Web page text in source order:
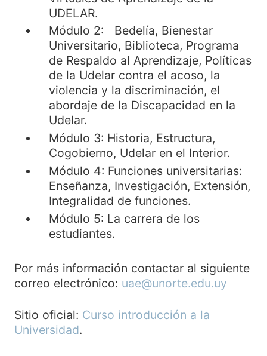
UDELAR.
Módulo 2: Bedelía, Bienestar
Universitario, Biblioteca, Programa
de Respaldo al Aprendizaje, Políticas
de la Udelar contra el acoso, la
violencia y la discriminación, el
abordaje de la Discapacidad en la
Udelar.
Módulo 3: Historia, Estructura,
Cogobierno, Udelar en el Interior.
Módulo 4: Funciones universitarias:
Enseñanza, Investigación, Extensión,
Integralidad de funciones.
Módulo 5: La carrera de los
estudiantes.
Por más información contactar al siguiente
correo electrónico: uae@unorte.edu.uy
Sitio oficial: Curso introducción a la
Universidad.